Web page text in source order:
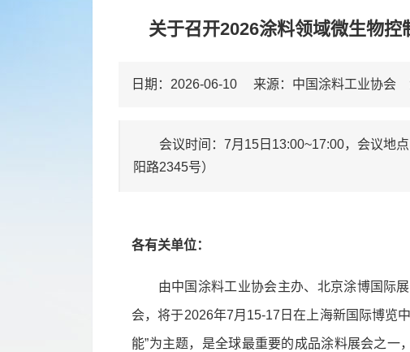
关于召开2026涂料领域微生物
日期：2026-06-10 来源：中国涂料工业协会
会议时间：7月15日13:00~17:00，会议地点
阳路2345号）
各有关单位：
由中国涂料工业协会主办、北京涂博国际展
会，将于2026年7月15-17日在上海新国际博览
能”为主题，是全球最重要的成品涂料展会之